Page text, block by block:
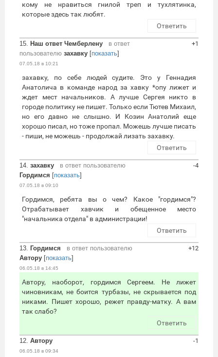
кому не нравиться гнилой треп и тухлятинка,
которые здесь так любят.
Ответить
15. Наш ответ Чемберлену
в ответ
пользователю захавку [показать]
07.05.18 в 10:21
+1
захавку, по себе людей судите. Это у Геннадия
Анатолича в команде народ за хавку *опу лижет и
ждет мест начальников. А лучше Сергея никто в
городе политику не пишет. Только если Тютев Михаил,
но его давно не слышно. И Козин Анатолий еще
хорошо писал, но тоже пропал. Можешь лучше писать
- пиши, не можешь - продолжай лизать захавку.
Ответить
14. захавку
в ответ пользователю
Гордимся [показать]
07.05.18 в 09:10
-4
Гордимся, ребята вы о чем? Какое "гордимся"?
Отрабатывает хавчик и обещенное место
"начальника отдела" в администрации!
Ответить
13. Гордимся
в ответ пользователю
Автору [показать]
06.05.18 в 14:45
+12
Автору, наоборот, гордимся Сергеем. Не лижет
чиновникам, не боится турбазы, не скрывается под
никами. Пишет хорошо, режет правду-матку. А вам
так слабо?
Ответить
12. Автору
06.05.18 в 09:34
-1